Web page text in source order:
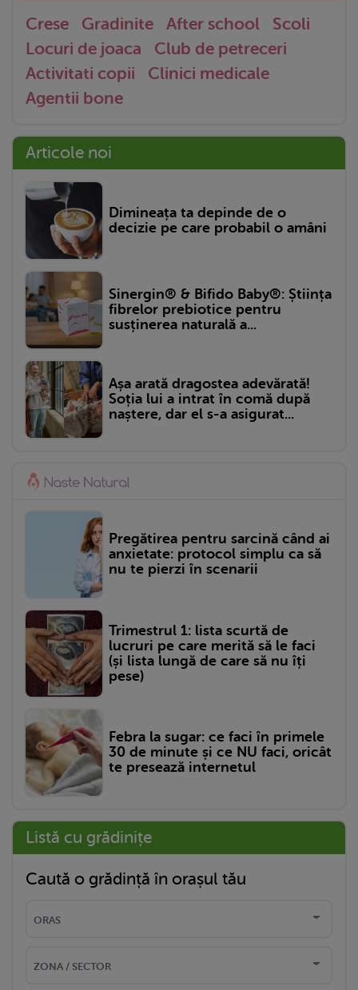
Crese Gradinite After school
Scoli
Locuri de joaca
Club de petreceri
Activitati copii
Clinici medicale
Agentii bone
Articole noi
Dimineața ta depinde de o
decizie pe care probabil o amâni
Sinergin® & Bifido Baby®: Știința
fibrelor prebiotice pentru
susținerea naturală a...
Așa arată dragostea adevărată!
Soția lui a intrat în comă după
naștere, dar el s-a asigurat...
Pregătirea pentru sarcină când ai
anxietate: protocol simplu ca să
nu te pierzi în scenarii
Trimestrul 1: lista scurtă de
lucruri pe care merită să le faci
(și lista lungă de care să nu îți
pese)
Febra la sugar: ce faci în primele
30 de minute și ce NU faci, oricât
te presează internetul
Listă cu grădinițe
Caută o grădință în orașul tău